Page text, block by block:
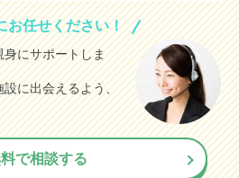
お任せください！
にサポートしま
に出会えるよう、
で相談する